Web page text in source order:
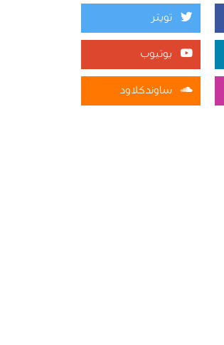
تويتر
يوتيوب
ساوندكلاود